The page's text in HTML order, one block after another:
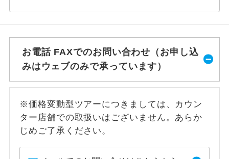
お電話 FAXでのお問い合わせ（お申し込
みはウェブのみで承っています）
※価格変動型ツアーにつきましては、カウン
ター店舗での取扱いはございません。あらか
じめご了承ください。